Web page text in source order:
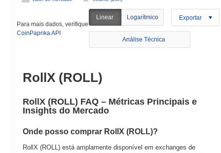
Para mais dados, verifique
CoinPaprika API
Linear Logarítmico Exportar
Análise Técnica
RollX (ROLL)
RollX (ROLL) FAQ – Métricas Principais e
Insights do Mercado
Onde posso comprar RollX (ROLL)?
RollX (ROLL) está amplamente disponível em exchanges de